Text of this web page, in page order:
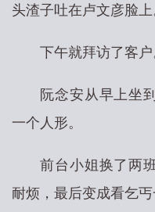
头渣子吐在卢文彦脸上
下午就拜访了客户
阮念安从早上坐
一个人形。
前台小姐换了两
耐烦，最后变成看乞丐